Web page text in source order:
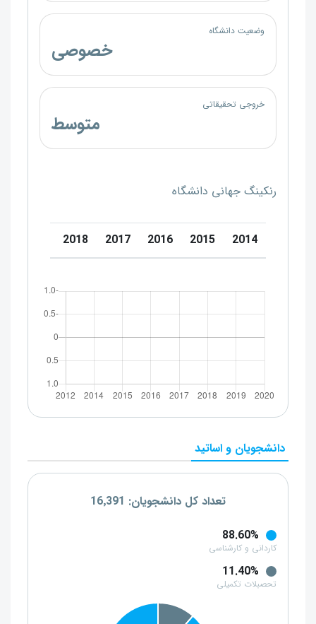
وضعیت دانشگاه
خصوصی
خروجی تحقیقاتی
متوسط
رنکینگ جهانی دانشگاه
2014
2015
2016
2017
2018
دانشجویان و اساتید
تعداد کل دانشجویان: 16٬391
88.60%
کاردانی و کارشناسی
11.40%
تحصبلات تکمیلی